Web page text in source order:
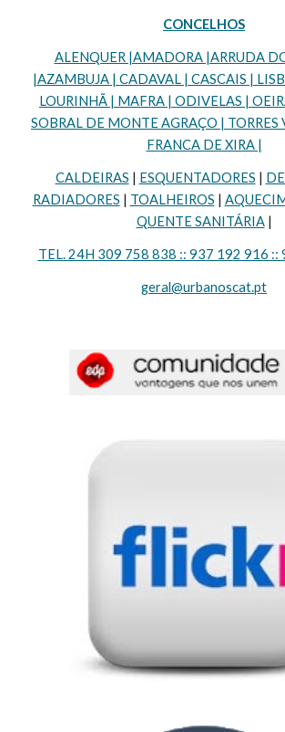
CONCELHOS
ALENQUER |AMADORA |ARRUDA
|AZAMBUJA | CADAVAL | CASCAIS |
LOURINHÃ | MAFRA | ODIVELAS |
SOBRAL DE MONTE AGRAÇO | TORRES
FRANCA DE XIRA |
CALDEIRAS | ESQUENTADORES |
RADIADORES | TOALHEIROS |
QUENTE SANITÁRIA |
TEL. 24H 309 758 838 :: 937 192 916 ::
geral@urbanoscat.pt